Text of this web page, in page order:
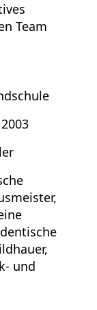
Team
und